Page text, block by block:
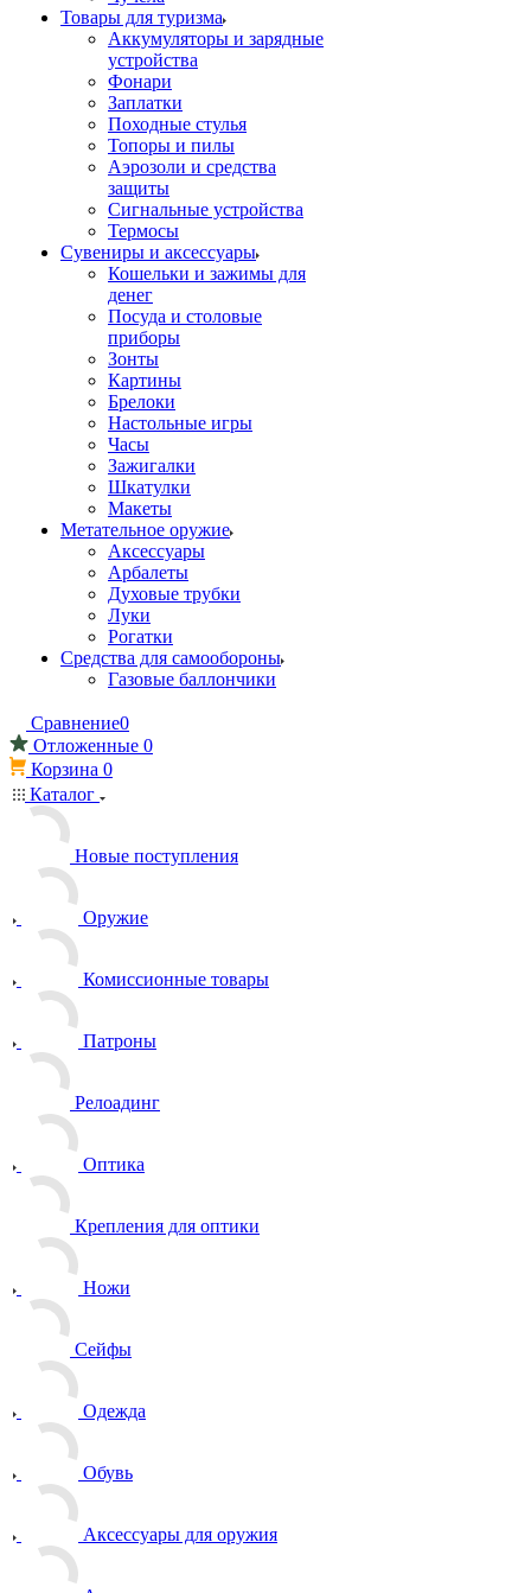
Товары для туризма
Аккумуляторы и зарядные
устройства
Фонари
Заплатки
Походные стулья
Топоры и пилы
Аэрозоли и средства
защиты
Сигнальные устройства
Термосы
Сувениры и аксессуары
Кошельки и зажимы для
денег
Посуда и столовые
приборы
Зонты
Картины
Брелоки
Настольные игры
Часы
Зажигалки
Шкатулки
Макеты
Метательное оружие
Аксессуары
Арбалеты
Духовые трубки
Луки
Рогатки
Средства для самообороны
Газовые баллончики
Сравнение0
Отложенные 0
Корзина 0
Каталог
Новые поступления
Оружие
Комиссионные товары
Патроны
Релоадинг
Оптика
Крепления для оптики
Ножи
Сейфы
Одежда
Обувь
Аксессуары для оружия